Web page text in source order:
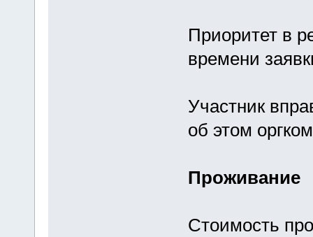
Приоритет в
времени
Участник
об этом
Проживание
Стоимость